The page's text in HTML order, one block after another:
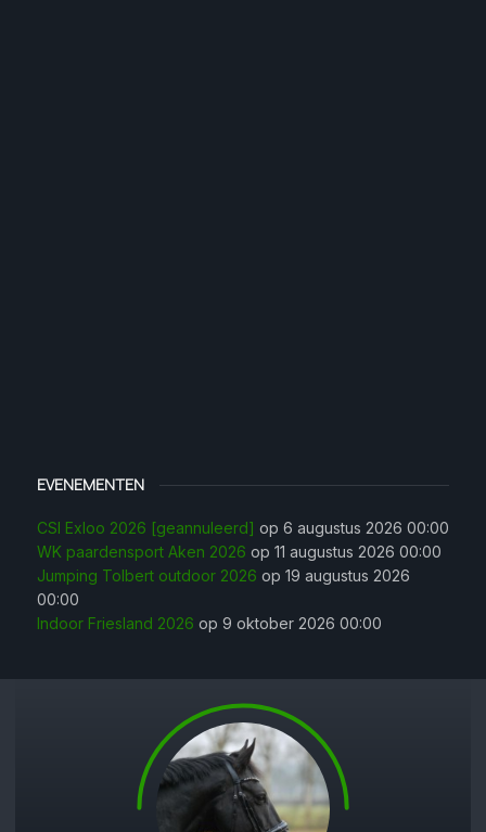
EVENEMENTEN
CSI Exloo 2026 [geannuleerd] op 6 augustus 2026 00:00
WK paardensport Aken 2026 op 11 augustus 2026 00:00
Jumping Tolbert outdoor 2026 op 19 augustus 2026
00:00
Indoor Friesland 2026 op 9 oktober 2026 00:00